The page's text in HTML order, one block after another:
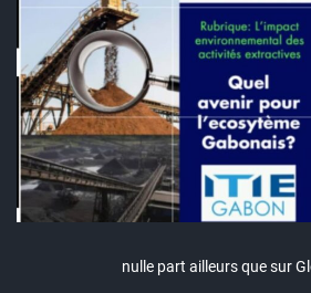
nulle part ailleurs que sur